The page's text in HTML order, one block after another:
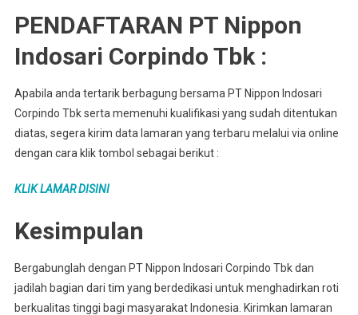
PENDAFTARAN PT Nippon
Indosari Corpindo Tbk :
Apabila anda tertarik berbagung bersama PT Nippon Indosari
Corpindo Tbk serta memenuhi kualifikasi yang sudah ditentukan
diatas, segera kirim data lamaran yang terbaru melalui via online
dengan cara klik tombol sebagai berikut :
KLIK LAMAR DISINI
Kesimpulan
Bergabunglah dengan PT Nippon Indosari Corpindo Tbk dan
jadilah bagian dari tim yang berdedikasi untuk menghadirkan roti
berkualitas tinggi bagi masyarakat Indonesia. Kirimkan lamaran